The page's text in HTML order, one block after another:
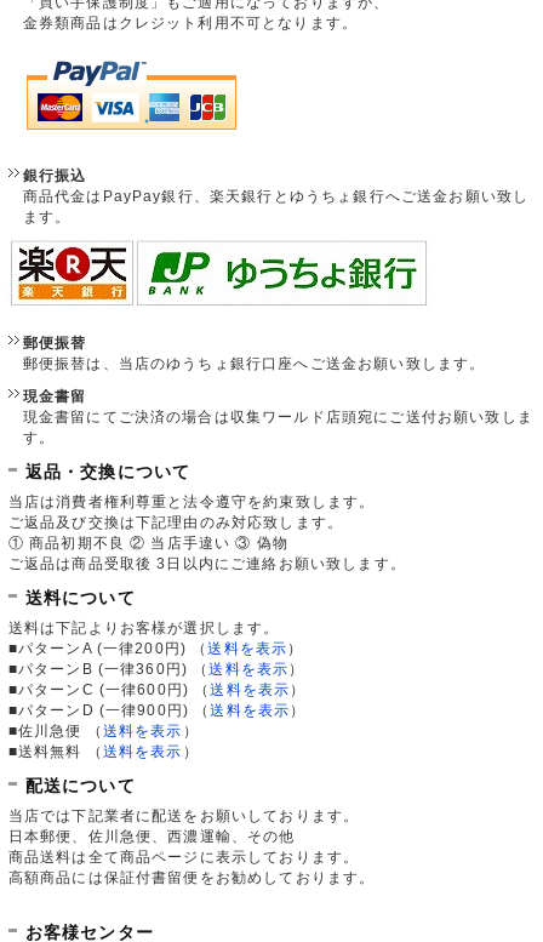
金券類商品はクレジット利用不可となります。
銀行振込
商品代金はPayPay銀行、楽天銀行とゆうちょ銀行へご送金お願い致し
ます。
郵便振替
郵便振替は、当店のゆうちょ銀行口座へご送金お願い致します。
現金書留
現金書留にてご決済の場合は収集ワールド店頭宛にご送付お願い致しま
す。
返品・交換について
当店は消費者権利尊重と法令遵守を約束致します。
ご返品及び交換は下記理由のみ対応致します。
① 商品初期不良 ② 当店手違い ③ 偽物
ご返品は商品受取後 3日以内にご連絡お願い致します。
送料について
送料は下記よりお客様が選択します。
■パターンA (一律200円)
（送料を表示 ）
■パターンB (一律360円)
（送料を表示 ）
■パターンC (一律600円)
（送料を表示 ）
■パターンD (一律900円)
（送料を表示 ）
■佐川急便
（ 送料を表示 ）
■送料無料
（ 送料を表示 ）
配送について
当店では下記業者に配送をお願いしております。
日本郵便、佐川急便、西濃運輸、その他
商品送料は全て商品ページに表示しております。
高額商品には保証付書留便をお勧めしております。
お客様センター